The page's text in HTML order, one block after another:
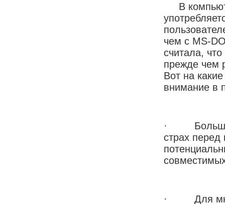
В
чем с MS-
считала,
прежде чем
Вот на
внимание в
·
страх перед
· Для